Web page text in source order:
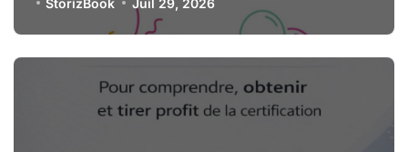
indispensable des assistantes et
secrétaires